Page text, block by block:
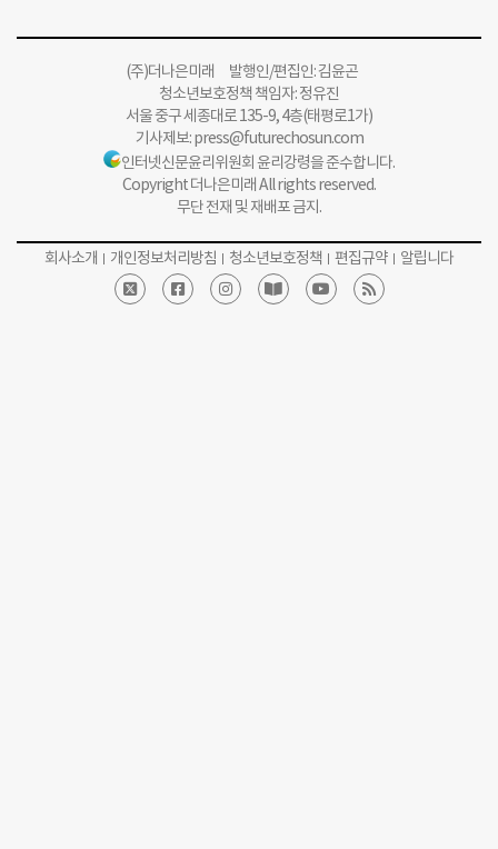
(주)더나은미래 발행인/편집인: 김윤곤
청소년보호정책 책임자: 정유진
서울 중구 세종대로 135-9, 4층(태평로1가)
기사제보:press@futurechosun.com
인터넷신문윤리위원회 윤리강령을 준수합니다.
Copyright 더나은미래 All rights reserved.
무단 전재 및 재배포 금지.
회사소개 개인정보처리방침 청소년보호정책 편집규약 알립니다